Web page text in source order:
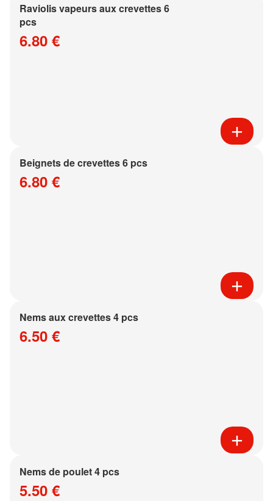
Raviolis vapeurs aux crevettes 6
pcs
6.80 €
Beignets de crevettes 6 pcs
6.80 €
Nems aux crevettes 4 pcs
6.50 €
Nems de poulet 4 pcs
5.50 €